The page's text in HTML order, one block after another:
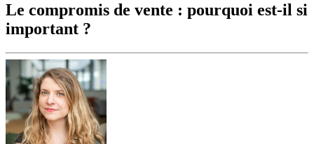
Le compromis de vente : pourquoi est-il si
important ?